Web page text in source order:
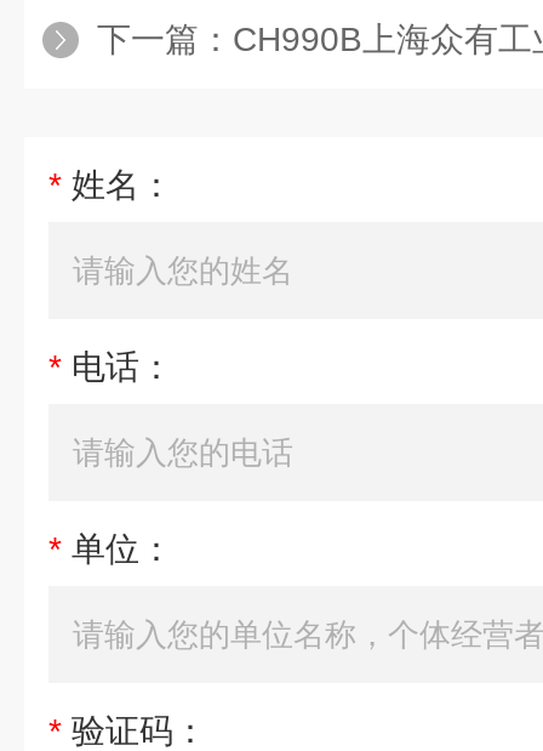
下一篇： CH990B上海众有
* 姓名：
* 电话：
* 单位：
* 验证码：